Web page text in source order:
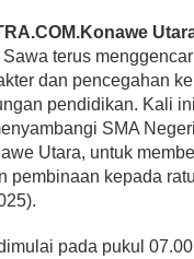
terus
dan pencegahan
pendidikan. Kali
SMA
Utara, untuk
pembinaan kepada
pada pukul